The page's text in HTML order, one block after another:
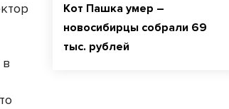
Кот Пашка умер –
новосибирцы собрали 69
тыс. рублей